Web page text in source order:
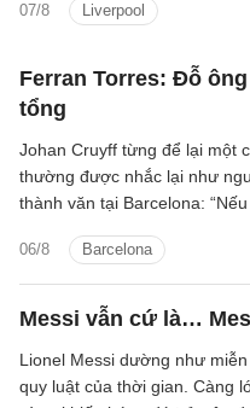
07/8 Liverpool
Jeremy Jacquet và cầu thủ
Ferran Torres: Đỗ
tổng
06/8 Barcelona
Johan Cruyff từng để lại một
thường được nhắc lại như
thành văn tại Barcelona:
Barcelona, anh không còn
chúng tôi nữa.”
Messi vẫn cứ là…
Lionel Messi dường như
quy luật của thời gian. Càng